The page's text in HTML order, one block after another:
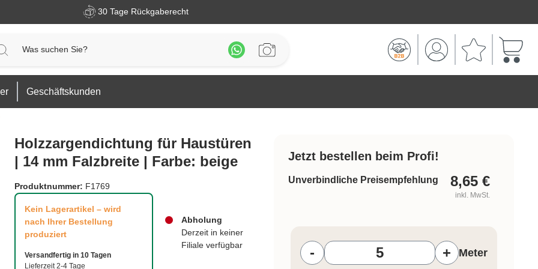
30 Tage Rückgaberecht
Geschäftskunden
Holzzargendichtung für Haustüren
| 14 mm Falzbreite | Farbe: beige
Produktnummer: F1769
Kein Lagerartikel – wird
nach Ihrer Bestellung
produziert
Versandfertig in 10 Tagen
Lieferzeit 2-4 Tage
Abholung
Derzeit in keiner
Filiale verfügbar
Jetzt bestellen beim Profi!
Unverbindliche Preisempfehlung 8,65 €
inkl. MwSt.
-
+ Meter